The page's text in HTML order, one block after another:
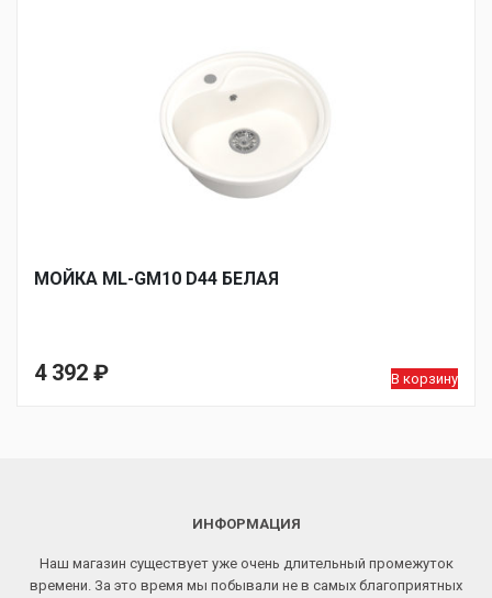
МОЙКA ML-GM10 D44 БЕЛАЯ
4 392 ₽ В корзину
ИНФОРМАЦИЯ
Наш магазин существует уже очень длительный промежуток
времени. За это время мы побывали не в самых благоприятных